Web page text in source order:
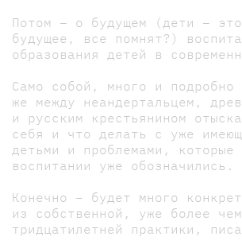
Потом – о будущем (дети –
будущее, все помнят?)
образования детей в
Само собой, много и
же между неандертальцем,
и русским крестьянином
себя и что делать с уже
детьми и проблемами, которые
воспитании уже обозначились.
Конечно – будет много
из собственной, уже более чем
тридцатилетней практики,